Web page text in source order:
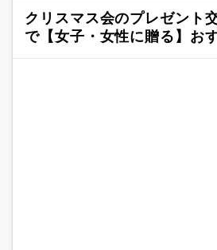
クリスマス会のプレゼント
で【女子・女性に贈る】お